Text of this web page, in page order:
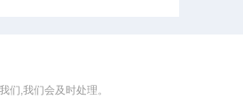
,我们会及时处理。